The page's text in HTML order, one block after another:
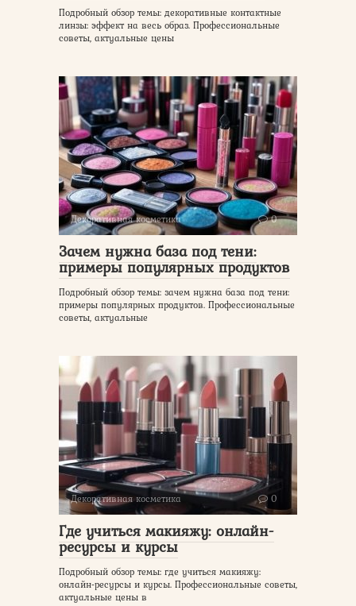
Подробный обзор темы: декоративные контактные
линзы: эффект на весь образ. Профессиональные
советы, актуальные цены
Декоративная косметика 0
Зачем нужна база под тени:
примеры популярных продуктов
Подробный обзор темы: зачем нужна база под тени:
примеры популярных продуктов. Профессиональные
советы, актуальные
Декоративная косметика 0
Где учиться макияжу: онлайн-
ресурсы и курсы
Подробный обзор темы: где учиться макияжу:
онлайн-ресурсы и курсы. Профессиональные советы,
актуальные цены в